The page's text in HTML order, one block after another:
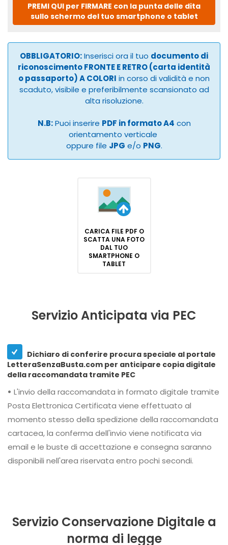
PREMI QUI per FIRMARE con la punta delle dita
sullo schermo del tuo smartphone o tablet
OBBLIGATORIO:Inserisci ora il tuo documento di
riconoscimento FRONTE E RETRO (carta identità
o passaporto) A COLORI in corso di validità e non
scaduto, visibile e preferibilmente scansionato ad
alta risoluzione.
N.B:Puoi inserire PDF in formato A4 con
orientamento verticale
oppure file JPG e/o PNG.
CARICA FILE PDF O
SCATTA UNA FOTO
DAL TUO
SMARTPHONE O
TABLET
Servizio Anticipata via PEC
Dichiaro di conferire procura speciale al portale
LetteraSenzaBusta.com per anticipare copia digitale
della raccomandata tramite PEC
• L'invio della raccomandata in formato digitale tramite
Posta Elettronica Certificata viene effettuato al
momento stesso della spedizione della raccomandata
cartacea, la conferma dell'invio viene notificata via
email e le buste di accettazione e consegna saranno
disponibili nell'area riservata entro pochi secondi.
Servizio Conservazione Digitale a
norma di legge